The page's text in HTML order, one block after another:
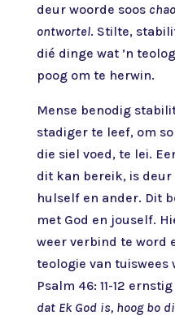
deur woorde soos
ontwortel. Stilte,
dié dinge wat ’n
poog om te herwin.
Mense benodig
stadiger te leef, om
die siel voed, te lei.
dit kan bereik, is
hulself en ander. Dit
met God en jouself.
weer verbind te word
teologie van tuiswees
Psalm 46: 11-12
dat Ek God is, hoog bo